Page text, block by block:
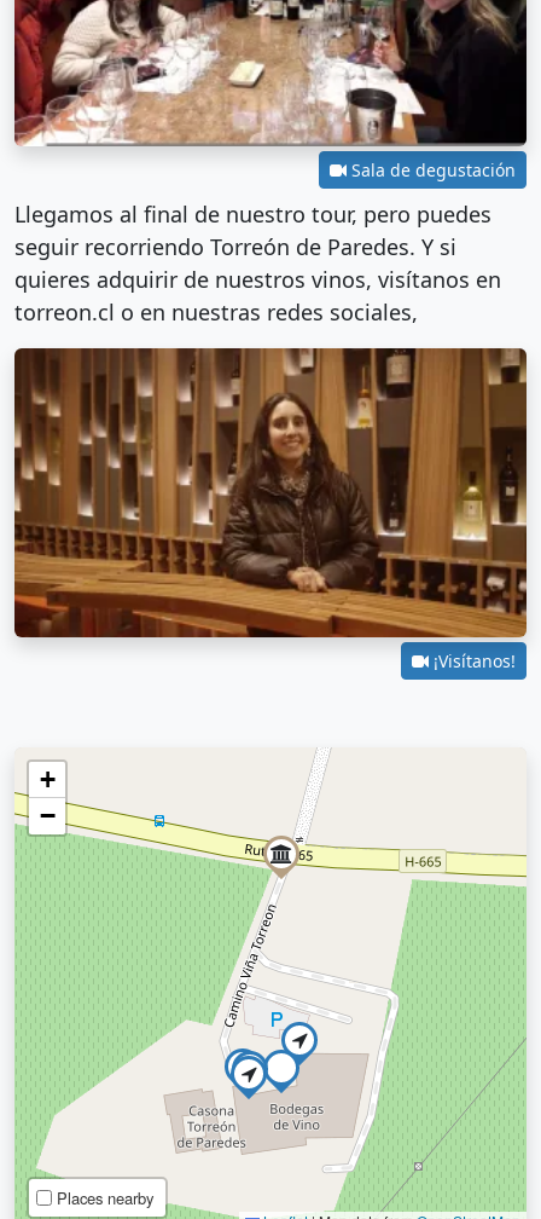
Sala de degustación
Llegamos al final de nuestro tour, pero puedes
seguir recorriendo Torreón de Paredes. Y si
quieres adquirir de nuestros vinos, visítanos en
torreon.cl o en nuestras redes sociales,
¡Visítanos!
+
−
Places nearby